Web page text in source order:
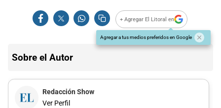
+ Agregar El Litoral en
Agregar a tus medios preferidos en Google
Sobre el Autor
Redacción Show
Ver Perfil